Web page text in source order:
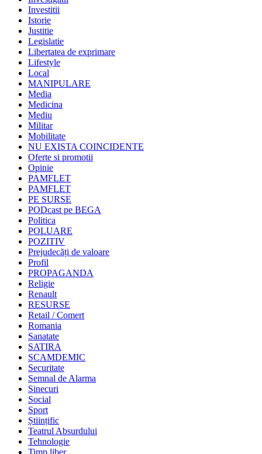
Investitii
Istorie
Justitie
Legislatie
Libertatea de exprimare
Lifestyle
Local
MANIPULARE
Media
Medicina
Mediu
Militar
Mobilitate
NU EXISTA COINCIDENTE
Oferte si promotii
Opinie
PAMFLET
PAMFLET
PE SURSE
PODcast pe BEGA
Politica
POLUARE
POZITIV
Prejudecăți de valoare
Profil
PROPAGANDA
Religie
Renault
RESURSE
Retail / Comert
Romania
Sanatate
SATIRA
SCAMDEMIC
Securitate
Semnal de Alarma
Sinecuri
Social
Sport
Științific
Teatrul Absurdului
Tehnologie